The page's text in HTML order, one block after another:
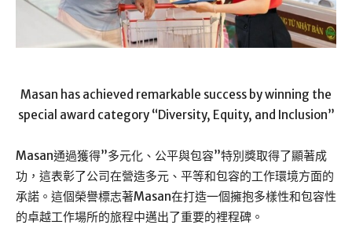
Masan has achieved remarkable success by winning the
special award category “Diversity, Equity, and Inclusion”
Masan通過獲得”多元化、公平與包容”特別獎取得了顯著成
功，這表彰了公司在營造多元、平等和包容的工作環境方面的
承諾。這個榮譽標志著Masan在打造一個擁抱多樣性和包容性
的卓越工作場所的旅程中邁出了重要的裡程碑。